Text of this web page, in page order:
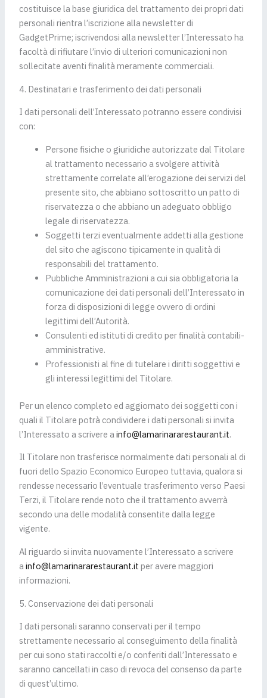
costituisce la base giuridica del trattamento dei propri dati
personali rientra l’iscrizione alla newsletter di
GadgetPrime; iscrivendosi alla newsletter l’Interessato ha
facoltà di rifiutare l’invio di ulteriori comunicazioni non
sollecitate aventi finalità meramente commerciali.
4. Destinatari e trasferimento dei dati personali
I dati personali dell’Interessato potranno essere condivisi
con:
Persone fisiche o giuridiche autorizzate dal Titolare
al trattamento necessario a svolgere attività
strettamente correlate all’erogazione dei servizi del
presente sito, che abbiano sottoscritto un patto di
riservatezza o che abbiano un adeguato obbligo
legale di riservatezza.
Soggetti terzi eventualmente addetti alla gestione
del sito che agiscono tipicamente in qualità di
responsabili del trattamento.
Pubbliche Amministrazioni a cui sia obbligatoria la
comunicazione dei dati personali dell’Interessato in
forza di disposizioni di legge ovvero di ordini
legittimi dell’Autorità.
Consulenti ed istituti di credito per finalità contabili-
amministrative.
Professionisti al fine di tutelare i diritti soggettivi e
gli interessi legittimi del Titolare.
Per un elenco completo ed aggiornato dei soggetti con i
quali il Titolare potrà condividere i dati personali si invita
l’Interessato a scrivere ainfo@lamarinararestaurant.it.
Il Titolare non trasferisce normalmente dati personali al di
fuori dello Spazio Economico Europeo tuttavia, qualora si
rendesse necessario l’eventuale trasferimento verso Paesi
Terzi, il Titolare rende noto che il trattamento avverrà
secondo una delle modalità consentite dalla legge
vigente.
Al riguardo si invita nuovamente l’Interessato a scrivere
ainfo@lamarinararestaurant.it per avere maggiori
informazioni.
5. Conservazione dei dati personali
I dati personali saranno conservati per il tempo
strettamente necessario al conseguimento della finalità
per cui sono stati raccolti e/o conferiti dall’Interessato e
saranno cancellati in caso di revoca del consenso da parte
di quest’ultimo.